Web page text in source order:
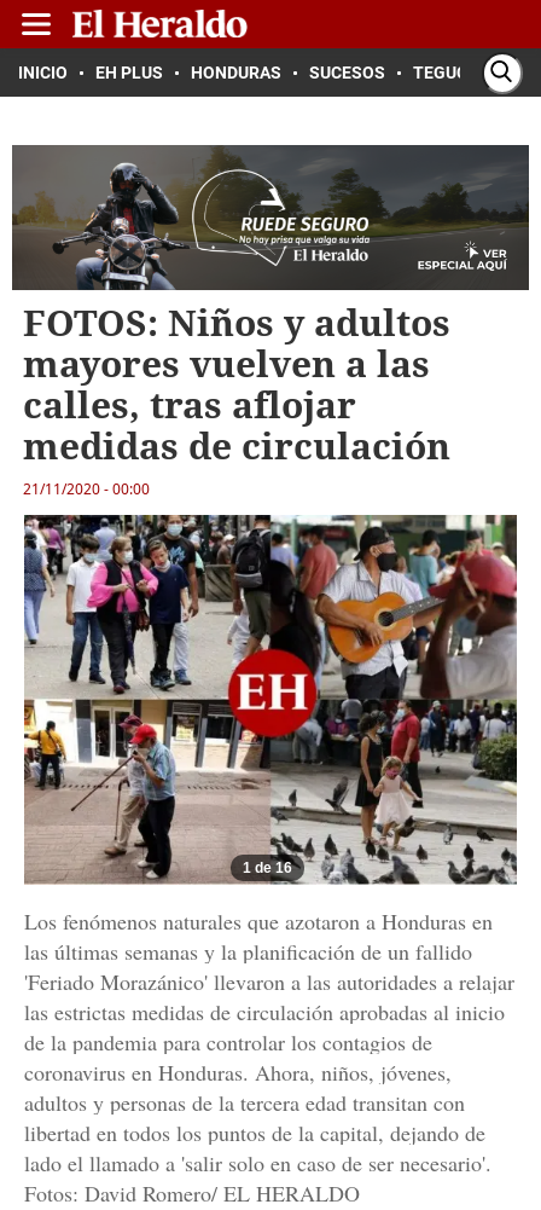
INICIO EH PLUS HONDURAS SUCESOS TEGUCIGALPA
FOTOS: Niños y adultos
mayores vuelven a las
calles, tras aflojar
medidas de circulación
21/11/2020 - 00:00
1 de 16
Los fenómenos naturales que azotaron a Honduras en
las últimas semanas y la planificación de un fallido
'Feriado Morazánico' llevaron a las autoridades a relajar
las estrictas medidas de circulación aprobadas al inicio
de la pandemia para controlar los contagios de
coronavirus en Honduras. Ahora, niños, jóvenes,
adultos y personas de la tercera edad transitan con
libertad en todos los puntos de la capital, dejando de
lado el llamado a 'salir solo en caso de ser necesario'.
Fotos: David Romero/ EL HERALDO